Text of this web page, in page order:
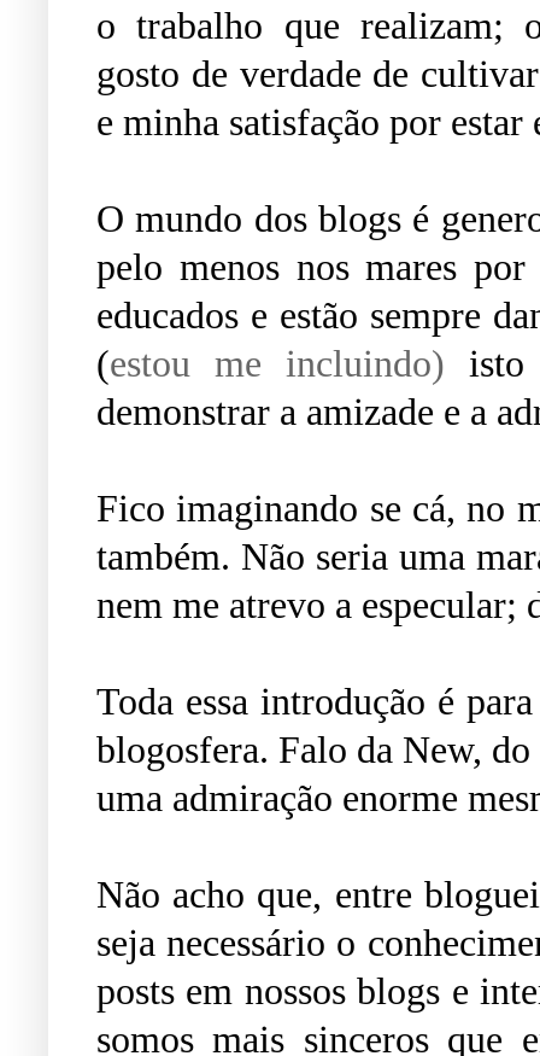
o trabalho que realizam;
gosto de verdade de
e minha satisfação por
O mundo dos blogs é
pelo menos nos mares
educados e estão sempre
(estou me incluindo) isto
demonstrar a amizade e a
Fico imaginando se cá, no
também. Não seria uma
nem me atrevo a especular;
Toda essa introdução é
blogosfera. Falo da New,
uma admiração enorme
Não acho que, entre
seja necessário o
posts em nossos blogs e
somos mais sinceros que